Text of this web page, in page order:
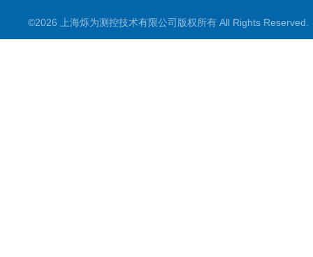
©2026 上海烁为测控技术有限公司版权所有 All Rights